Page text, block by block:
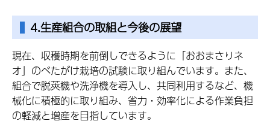
4.生産組合の取組と今後の展望
現在、収穫時期を前倒しできるように「おおまさりネ
オ」のべたがけ栽培の試験に取り組んでいます。また、
組合で脱莢機や洗浄機を導入し、共同利用するなど、機
械化に積極的に取り組み、省力・効率化による作業負担
の軽減と増産を目指しています。